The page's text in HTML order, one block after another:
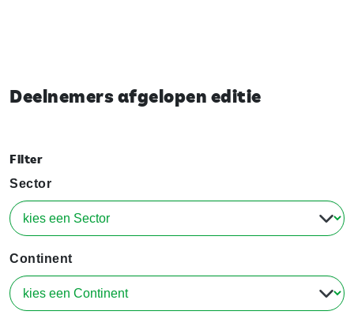
Deelnemers afgelopen editie
Filter
Sector
Continent